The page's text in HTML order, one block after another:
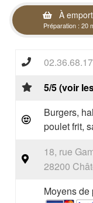
À
Préparation : 20
5/5 (voir
Burgers,
poulet frit,
18, rue
28200
Moyens de